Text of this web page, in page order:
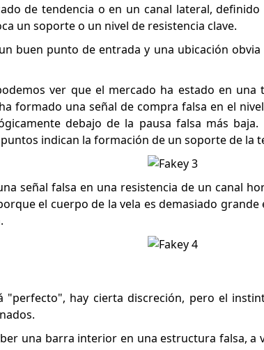
de tendencia o en un canal lateral,
un soporte o un nivel de resistencia clave.
buen punto de entrada y una ubicación
ver que el mercado ha estado en
formado una señal de compra falsa en el
debajo de la pausa falsa más
indican la formación de un soporte de la
señal falsa en una resistencia de un canal
el cuerpo de la vela es demasiado
"perfecto", hay cierta discreción, pero el
una barra interior en una estructura falsa, a